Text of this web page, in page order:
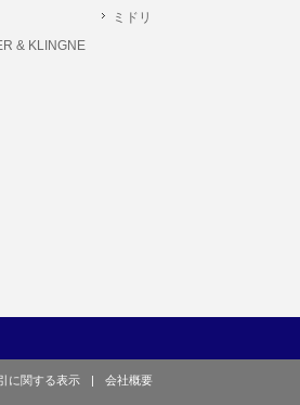
ミドリ
& KLINGNE
に関する表示 | 会社概要